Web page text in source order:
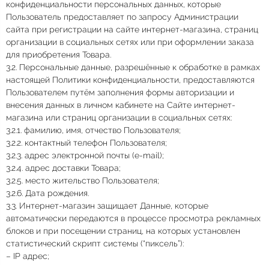
конфиденциальности персональных данных, которые
Пользователь предоставляет по запросу Администрации
сайта при регистрации на сайте интернет-магазина, страниц
организации в социальных сетях или при оформлении заказа
для приобретения Товара.
3.2. Персональные данные, разрешённые к обработке в рамках
настоящей Политики конфиденциальности, предоставляются
Пользователем путём заполнения формы авторизации и
внесения данных в личном кабинете на Сайте интернет-
магазина или страниц организации в социальных сетях:
3.2.1. фамилию, имя, отчество Пользователя;
3.2.2. контактный телефон Пользователя;
3.2.3. адрес электронной почты (e-mail);
3.2.4. адрес доставки Товара;
3.2.5. место жительство Пользователя;
3.2.6. Дата рождения.
3.3. Интернет-магазин защищает Данные, которые
автоматически передаются в процессе просмотра рекламных
блоков и при посещении страниц, на которых установлен
статистический скрипт системы (“пиксель”):
– IP адрес;